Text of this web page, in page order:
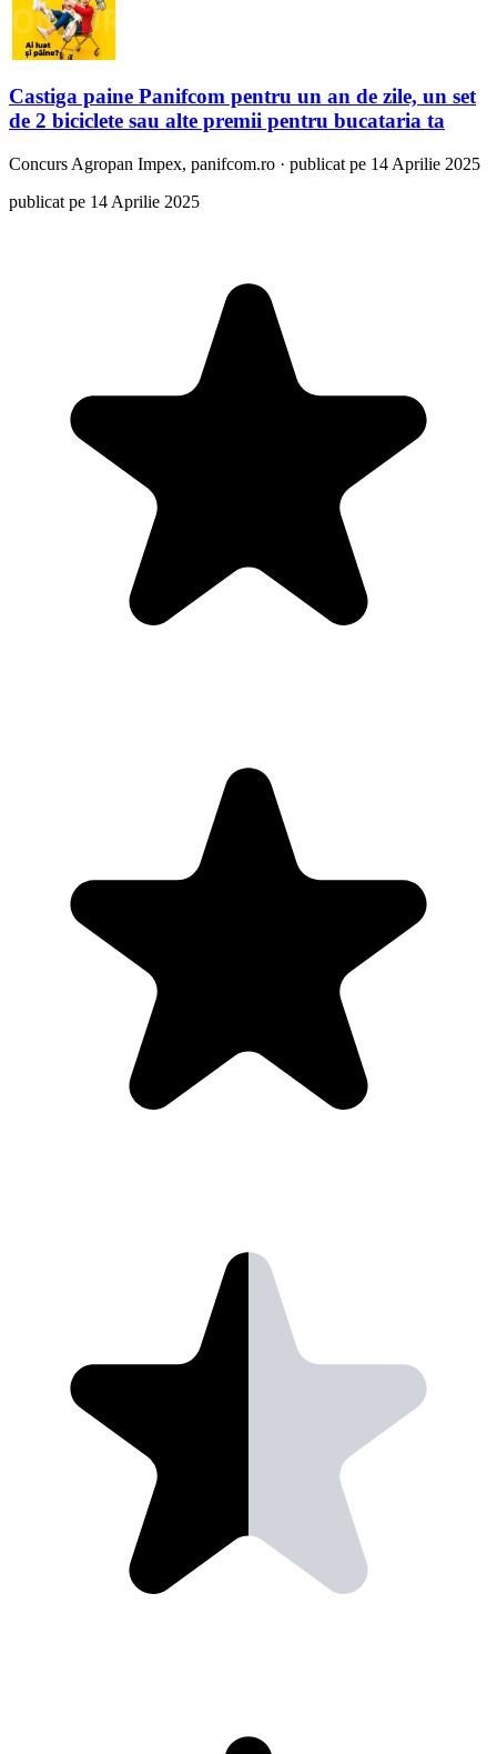
Castiga paine Panifcom pentru un an de zile, un set
de 2 biciclete sau alte premii pentru bucataria ta
Concurs Agropan Impex, panifcom.ro · publicat pe 14 Aprilie 2025
publicat pe 14 Aprilie 2025